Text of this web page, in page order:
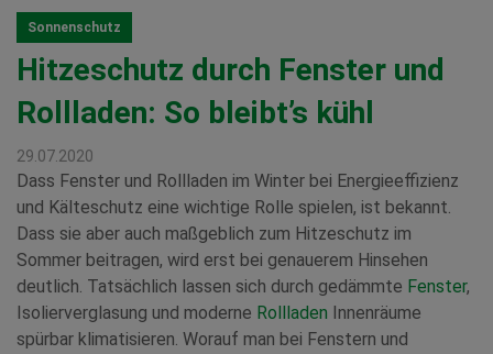
Sonnenschutz
Hitzeschutz durch Fenster und
Rollladen: So bleibt’s kühl
29.07.2020
Dass Fenster und Rollladen im Winter bei Energieeffizienz
und Kälteschutz eine wichtige Rolle spielen, ist bekannt.
Dass sie aber auch maßgeblich zum Hitzeschutz im
Sommer beitragen, wird erst bei genauerem Hinsehen
deutlich. Tatsächlich lassen sich durch gedämmte Fenster,
Isolierverglasung und moderne Rollladen Innenräume
spürbar klimatisieren. Worauf man bei Fenstern und